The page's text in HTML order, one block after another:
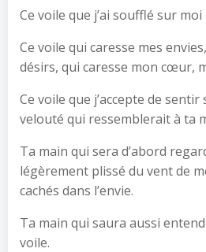
Ce voile que j’ai soufflé sur
Ce voile qui caresse mes
désirs, qui caresse mon cœur,
Ce voile que j’accepte de
velouté qui ressemblerait à ta
Ta main qui sera d’abord
légèrement plissé du vent de
cachés dans l’envie.
Ta main qui saura aussi
voile.